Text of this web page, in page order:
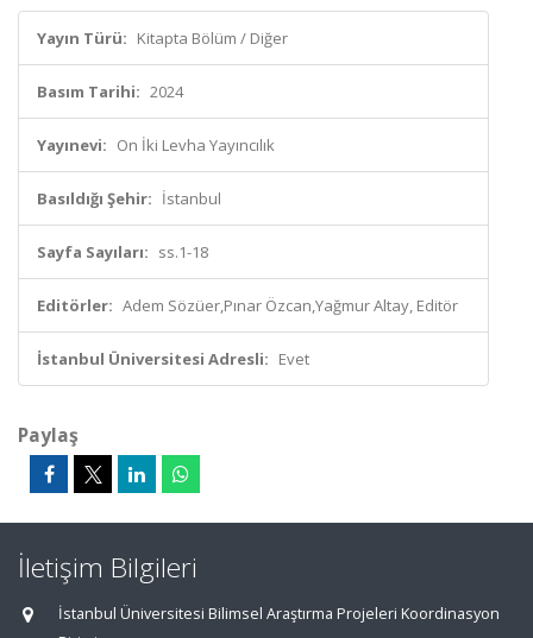
Yayın Türü: Kitapta Bölüm / Diğer
Basım Tarihi: 2024
Yayınevi: On İki Levha Yayıncılık
Basıldığı Şehir: İstanbul
Sayfa Sayıları: ss.1-18
Editörler: Adem Sözüer,Pınar Özcan,Yağmur Altay, Editör
İstanbul Üniversitesi Adresli: Evet
Paylaş
İletişim Bilgileri
İstanbul Üniversitesi Bilimsel Araştırma Projeleri Koordinasyon